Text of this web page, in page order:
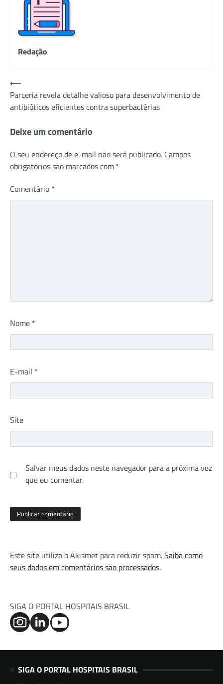
Redação
Navegação
de
Post
⟵
Parceria revela detalhe valioso para desenvolvimento de
antibióticos eficientes contra superbactérias
Deixe um comentário
O seu endereço de e-mail não será publicado. Campos
obrigatórios são marcados com *
Comentário *
Nome *
E-mail *
Site
Salvar meus dados neste navegador para a próxima vez
que eu comentar.
Este site utiliza o Akismet para reduzir spam.Saiba como
seus dados em comentários são processados.
SIGA O PORTAL HOSPITAIS BRASIL
SIGA O PORTAL HOSPITAIS BRASIL